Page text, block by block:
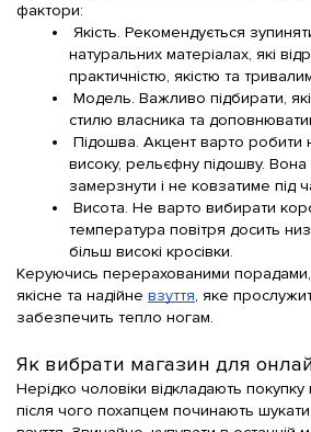
фактори:
Якість. Рекомендується
натуральних матеріалах, які
практичністю, якістю та
Модель. Важливо підбирати,
стилю власника та
Підошва. Акцент варто робити
високу, рельєфну підошву.
замерзнути і не ковзатиме під
Висота. Не варто вибирати
температура повітря досить
більш високі кросівки.
Керуючись перерахованими порадами,
якісне та надійне взуття, яке
забезпечить тепло ногам.
Як вибрати магазин для
Нерідко чоловіки відкладають покупку
після чого похапцем починають